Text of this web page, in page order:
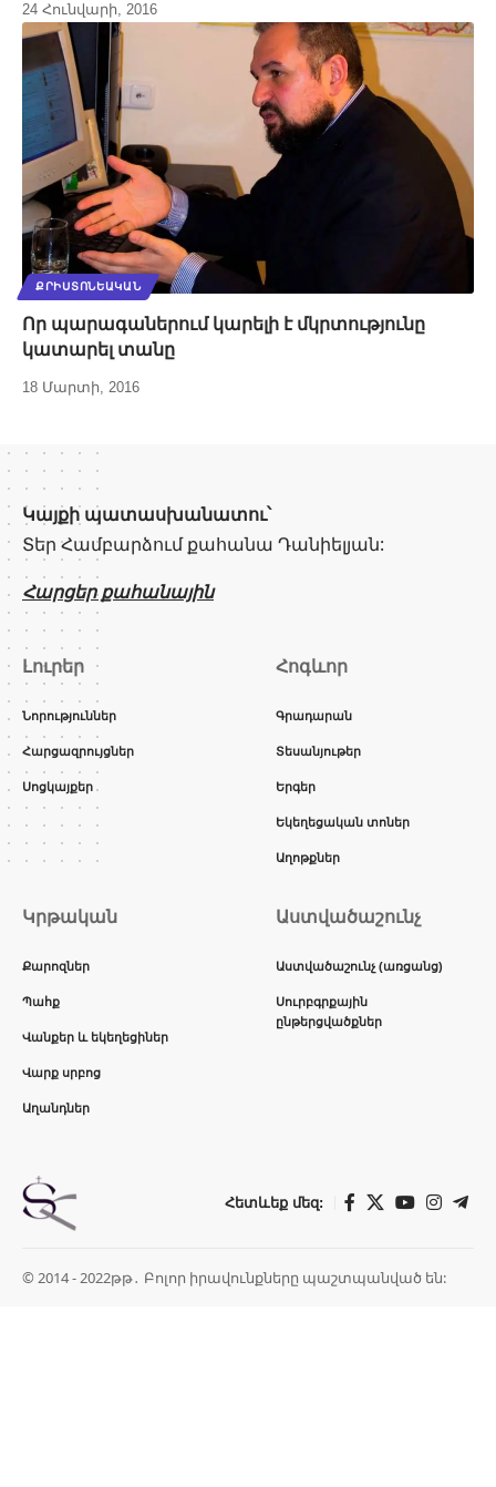
24 Հունվարի, 2016
ՔՐԻՍՏՈՆԵԱԿԱՆ
Որ պարագաներում կարելի է մկրտությունը
կատարել տանը
18 Մարտի, 2016
Կայքի պատասխանատու՝
Տեր Համբարձում քահանա Դանիելյան:
Հարցեր քահանային
Լուրեր
Նորություններ
Հարցազրույցներ
Սոցկայքեր
Հոգևոր
Գրադարան
Տեսանյութեր
Երգեր
Եկեղեցական տոներ
Աղոթքներ
Կրթական
Քարոզներ
Պահք
Վանքեր և եկեղեցիներ
Վարք սրբոց
Աղանդներ
Աստվածաշունչ
Աստվածաշունչ (առցանց)
Սուրբգրքային
ընթերցվածքներ
Հետևեք մեզ:
© 2014 - 2022թթ․ Բոլոր իրավունքները պաշտպանված են: